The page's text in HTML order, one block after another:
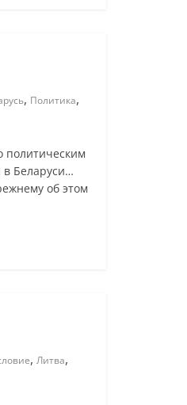
, Политика,
Беларуси…
об этом
, Литва,